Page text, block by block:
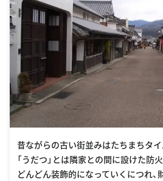
昔ながらの古い街並みはたちまちタイ
「うだつ」とは隣家との間に設けた防
どんどん装飾的になっていくにつれ